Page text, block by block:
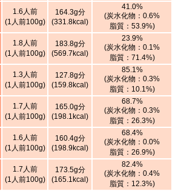
1.6人前
(1人前100g)
164.3g分
(331.8kcal)
41.0%
(炭水化物：0.6%
脂質：53.9%)
1.8人前
(1人前100g)
183.8g分
(569.7kcal)
23.9%
(炭水化物：0.1%
脂質：71.4%)
1.3人前
(1人前100g)
127.8g分
(159.8kcal)
85.1%
(炭水化物：0.3%
脂質：10.1%)
1.7人前
(1人前100g)
165.0g分
(198.1kcal)
68.7%
(炭水化物：0.3%
脂質：26.3%)
1.6人前
(1人前100g)
160.4g分
(198.9kcal)
68.4%
(炭水化物：0.0%
脂質：26.9%)
1.7人前
(1人前100g)
173.5g分
(165.1kcal)
82.4%
(炭水化物：0.4%
脂質：12.3%)